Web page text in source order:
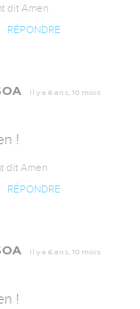
dit Amen
RÉPONDRE
Il y a 6 ans, 10 mois
!
dit Amen
RÉPONDRE
Il y a 6 ans, 10 mois
!